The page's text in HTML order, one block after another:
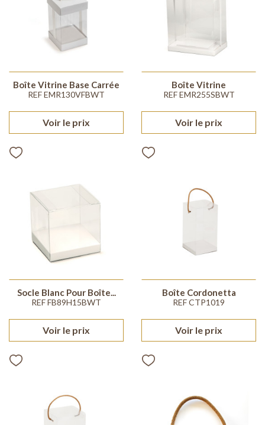
Boîte Vitrine Base Carrée
REF EMR130VFBWT
Voir le prix
Boîte Vitrine
REF EMR255SBWT
Voir le prix
Socle Blanc Pour Boîte...
REF FB89H15BWT
Voir le prix
Boîte Cordonetta
REF CTP1019
Voir le prix